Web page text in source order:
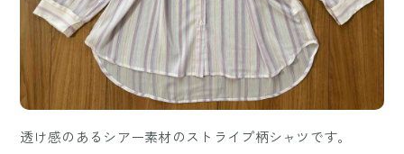
透け感のあるシアー素材のストライプ柄シャツです。